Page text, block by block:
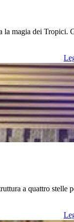
magia dei Tropici.
a quattro stelle